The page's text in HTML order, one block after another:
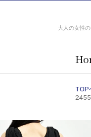
大人の女性
TOP